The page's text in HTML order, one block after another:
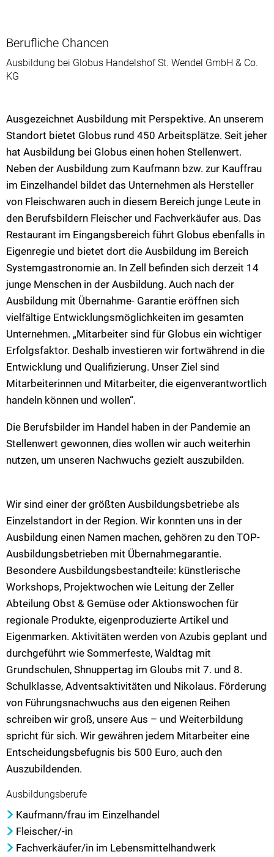
Berufliche Chancen
Ausbildung bei Globus Handelshof St. Wendel GmbH & Co.
KG
Ausgezeichnet Ausbildung mit Perspektive. An unserem
Standort bietet Globus rund 450 Arbeitsplätze. Seit jeher
hat Ausbildung bei Globus einen hohen Stellenwert.
Neben der Ausbildung zum Kaufmann bzw. zur Kauffrau
im Einzelhandel bildet das Unternehmen als Hersteller
von Fleischwaren auch in diesem Bereich junge Leute in
den Berufsbildern Fleischer und Fachverkäufer aus. Das
Restaurant im Eingangsbereich führt Globus ebenfalls in
Eigenregie und bietet dort die Ausbildung im Bereich
Systemgastronomie an. In Zell befinden sich derzeit 14
junge Menschen in der Ausbildung. Auch nach der
Ausbildung mit Übernahme- Garantie eröffnen sich
vielfältige Entwicklungsmöglichkeiten im gesamten
Unternehmen. „Mitarbeiter sind für Globus ein wichtiger
Erfolgsfaktor. Deshalb investieren wir fortwährend in die
Entwicklung und Qualifizierung. Unser Ziel sind
Mitarbeiterinnen und Mitarbeiter, die eigenverantwortlich
handeln können und wollen“.
Die Berufsbilder im Handel haben in der Pandemie an
Stellenwert gewonnen, dies wollen wir auch weiterhin
nutzen, um unseren Nachwuchs gezielt auszubilden.
Wir sind einer der größten Ausbildungsbetriebe als
Einzelstandort in der Region. Wir konnten uns in der
Ausbildung einen Namen machen, gehören zu den TOP-
Ausbildungsbetrieben mit Übernahmegarantie.
Besondere Ausbildungsbestandteile: künstlerische
Workshops, Projektwochen wie Leitung der Zeller
Abteilung Obst & Gemüse oder Aktionswochen für
regionale Produkte, eigenproduzierte Artikel und
Eigenmarken. Aktivitäten werden von Azubis geplant und
durchgeführt wie Sommerfeste, Waldtag mit
Grundschulen, Shnuppertag im Gloubs mit 7. und 8.
Schulklasse, Adventsaktivitäten und Nikolaus. Förderung
von Führungsnachwuchs aus den eigenen Reihen
schreiben wir groß, unsere Aus – und Weiterbildung
spricht für sich. Wir gewähren jedem Mitarbeiter eine
Entscheidungsbefugnis bis 500 Euro, auch den
Auszubildenden.
Ausbildungsberufe
Kaufmann/frau im Einzelhandel
Fleischer/-in
Fachverkäufer/in im Lebensmittelhandwerk